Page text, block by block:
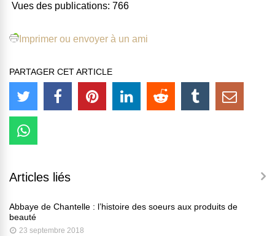
Vues des publications: 766
Imprimer ou envoyer à un ami
PARTAGER CET ARTICLE
Articles liés
Abbaye de Chantelle : l’histoire des soeurs aux produits de
beauté
23 septembre 2018